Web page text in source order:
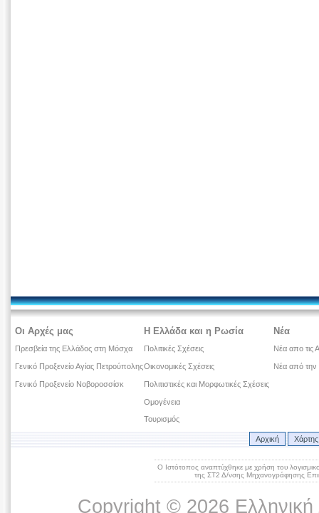
Οι Αρχές μας
Πρεσβεία της Ελλάδος στη Μόσχα
Γενικό Προξενείο Αγίας Πετρούπολης
Γενικό Προξενείο Νοβοροσσίσκ
Η Ελλάδα και η Ρωσία
Πολιτικές Σχέσεις
Οικονομικές Σχέσεις
Πολιτιστικές και Μορφωτικές Σχέσεις
Ομογένεια
Τουρισμός
Νέα
Νέα απο τις
Νέα από την
Αρχική
Ο Ιστότοπος αναπτύχθηκε με χρήση του
της ΣΤ2 Δ/νσης Μηχανογράφησης
Copyright © 2026